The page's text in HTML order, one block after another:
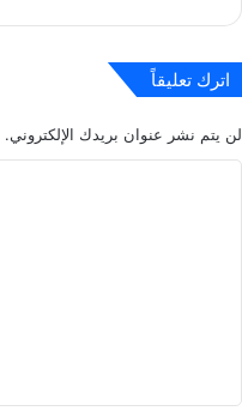
اترك تعليقاً
لن يتم نشر عنوان بريدك الإلكتروني.